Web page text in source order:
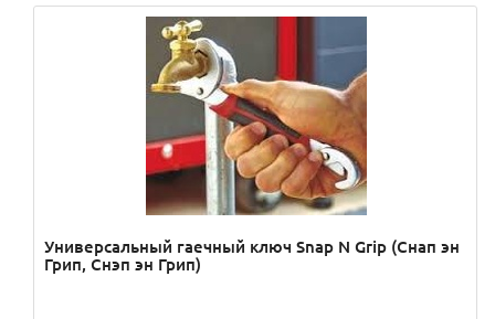
Универсальный гаечный ключ Snap N Grip (Снап эн
Грип, Снэп эн Грип)